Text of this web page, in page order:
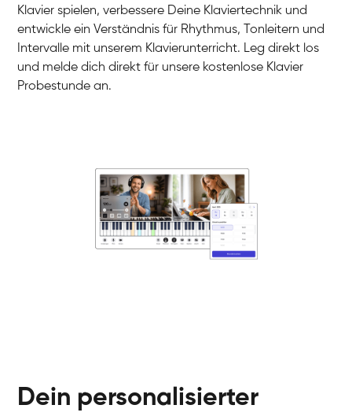
Klavier / Piano / Flügel
Klavier / Piano / Flügel
Klavier spielen, verbessere Deine Klaviertechnik und
entwickle ein Verständnis für Rhythmus, Tonleitern und
Intervalle mit unserem Klavierunterricht. Leg direkt los
und melde dich direkt für unsere kostenlose Klavier
Probestunde an.
Dein personalisierter